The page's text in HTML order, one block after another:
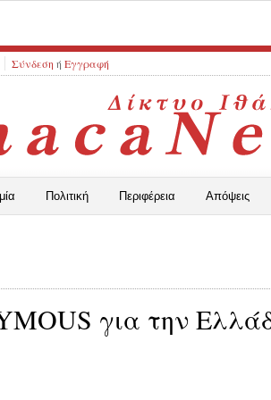
Σύνδεση ή Εγγραφή
Πολιτική Περιφέρεια Απόψεις
για την